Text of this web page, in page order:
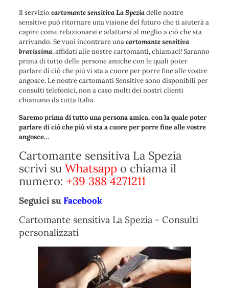
Il servizio cartomante sensitiva La Speziadelle nostre
sensitive può ritornare una visione del futuro che ti aiuterà a
capire come relazionarsi e adattarsi al meglio a ciò che sta
arrivando. Se vuoi incontrare unacartomante sensitiva
bravissima, affidati alle nostre cartomanti, chiamaci! Saranno
prima di tutto delle persone amiche con le quali poter
parlare di ciò che più vi sta a cuore per porre fine alle vostre
angosce. Le nostre cartomanti Sensitive sono disponibili per
consulti telefonici, non a caso molti dei nostri clienti
chiamano da tutta Italia.
Saremo prima di tutto una persona amica, con la quale poter
parlare di ciò che più vi sta a cuore per porre fine alle vostre
angosce…
Cartomante sensitiva La Spezia
scrivi su Whatsappo chiama il
numero: +39 388 4271211
Seguici su Facebook
Cartomante sensitiva La Spezia - Consulti
personalizzati